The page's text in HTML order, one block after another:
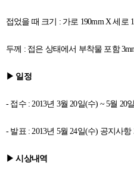
접었을 때 크기 : 가로 190mm X 세로
두께 : 접은 상태에서 부착물 포함
▶ 일정
- 접수 : 2013년 3월 20일(수) ~ 5월 20
- 발표 : 2013년 5월 24일(수) 공지사
▶ 시상내역